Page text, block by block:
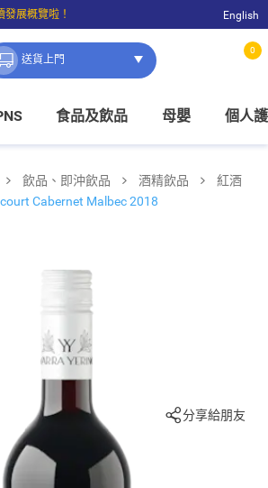
發展概覽啦！
；滿$100即可免費店取。
English
送貨上門
0
食品及飲品 母嬰 個人
飲品、即沖飲品 酒精飲品
紅酒
Cabernet Malbec 2018
分享給朋友